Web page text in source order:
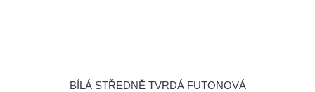
BÍLÁ STŘEDNĚ TVRDÁ FUTONOVÁ